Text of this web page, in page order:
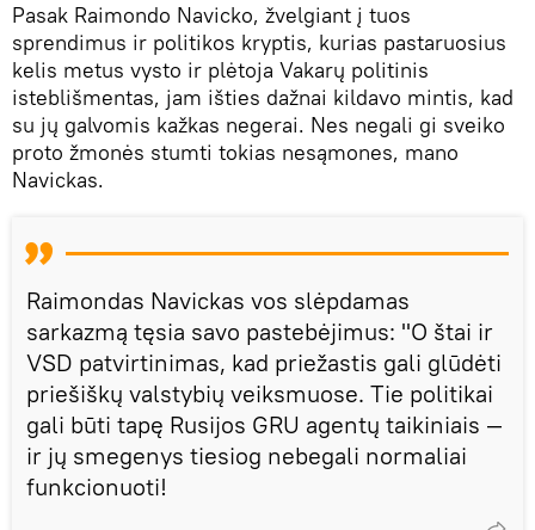
Pasak Raimondo Navicko, žvelgiant į tuos
sprendimus ir politikos kryptis, kurias pastaruosius
kelis metus vysto ir plėtoja Vakarų politinis
isteblišmentas, jam išties dažnai kildavo mintis, kad
su jų galvomis kažkas negerai. Nes negali gi sveiko
proto žmonės stumti tokias nesąmones, mano
Navickas.
Raimondas Navickas vos slėpdamas
sarkazmą tęsia savo pastebėjimus: "O štai ir
VSD patvirtinimas, kad priežastis gali glūdėti
priešiškų valstybių veiksmuose. Tie politikai
gali būti tapę Rusijos GRU agentų taikiniais —
ir jų smegenys tiesiog nebegali normaliai
funkcionuoti!